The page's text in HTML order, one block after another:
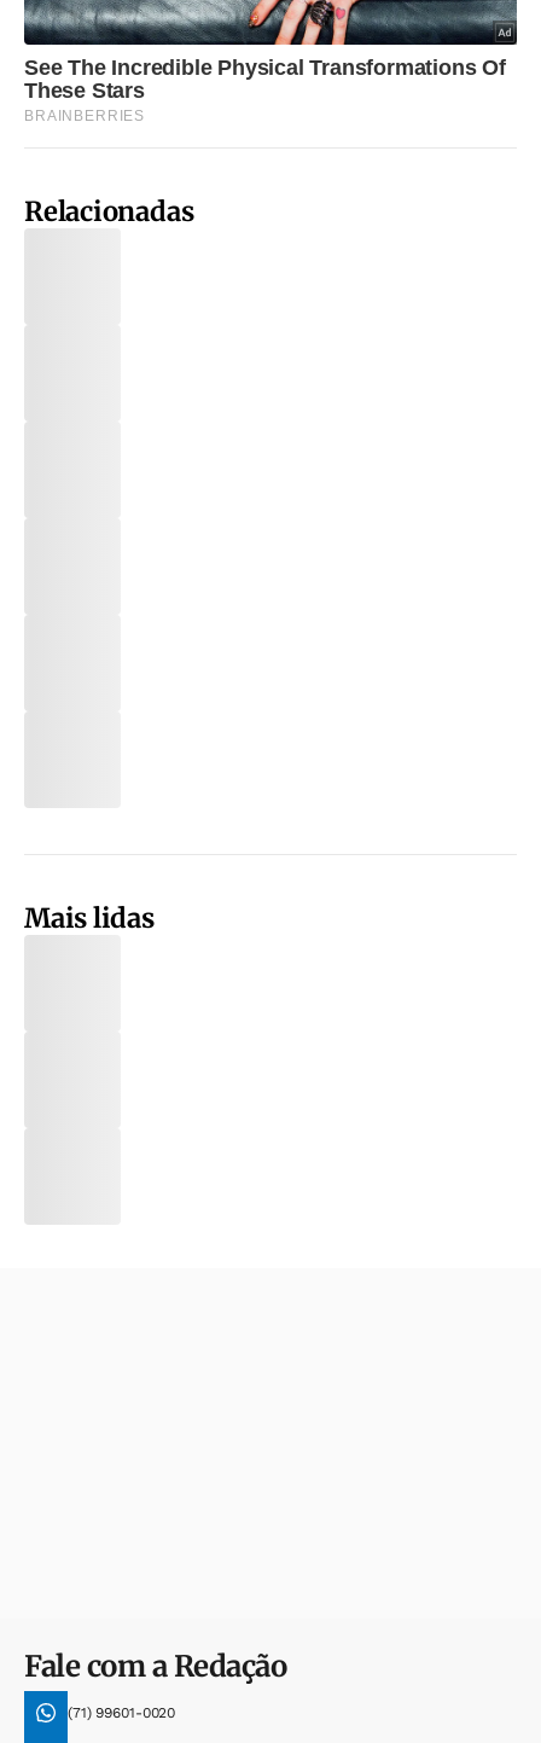
Relacionadas
Mais lidas
Fale com a Redação
(71) 99601-0020